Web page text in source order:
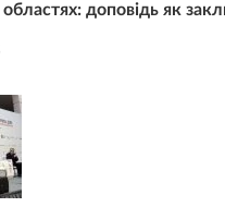
доповідь як